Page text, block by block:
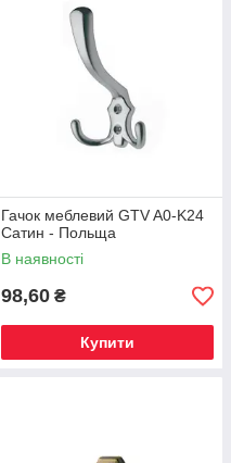
Гачок меблевий GTV A0-K24
Сатин - Польща
В наявності
98,60 ₴
Купити